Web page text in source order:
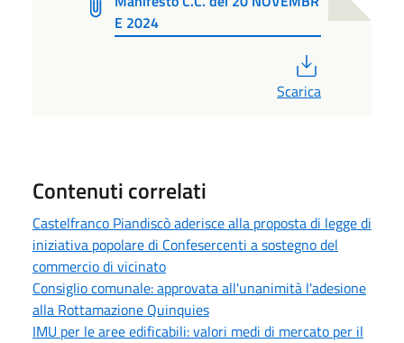
E 2024
Scarica
Contenuti correlati
Castelfranco Piandiscò aderisce alla proposta di legge di
iniziativa popolare di Confesercenti a sostegno del
commercio di vicinato
Consiglio comunale: approvata all'unanimità l'adesione
alla Rottamazione Quinquies
IMU per le aree edificabili: valori medi di mercato per il